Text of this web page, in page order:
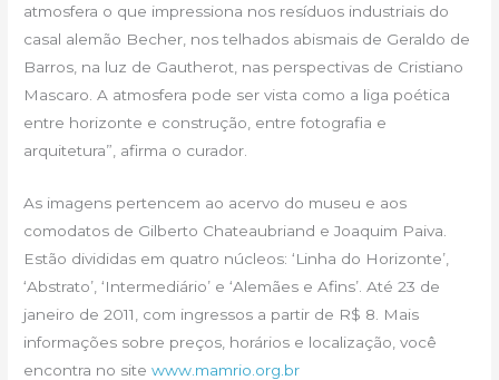
atmosfera o que impressiona nos resíduos industriais do
casal alemão Becher, nos telhados abismais de Geraldo de
Barros, na luz de Gautherot, nas perspectivas de Cristiano
Mascaro. A atmosfera pode ser vista como a liga poética
entre horizonte e construção, entre fotografia e
arquitetura”, afirma o curador.
As imagens pertencem ao acervo do museu e aos
comodatos de Gilberto Chateaubriand e Joaquim Paiva.
Estão divididas em quatro núcleos: ‘Linha do Horizonte’,
‘Abstrato’, ‘Intermediário’ e ‘Alemães e Afins’. Até 23 de
janeiro de 2011, com ingressos a partir de R$ 8. Mais
informações sobre preços, horários e localização, você
encontra no sitewww.mamrio.org.br